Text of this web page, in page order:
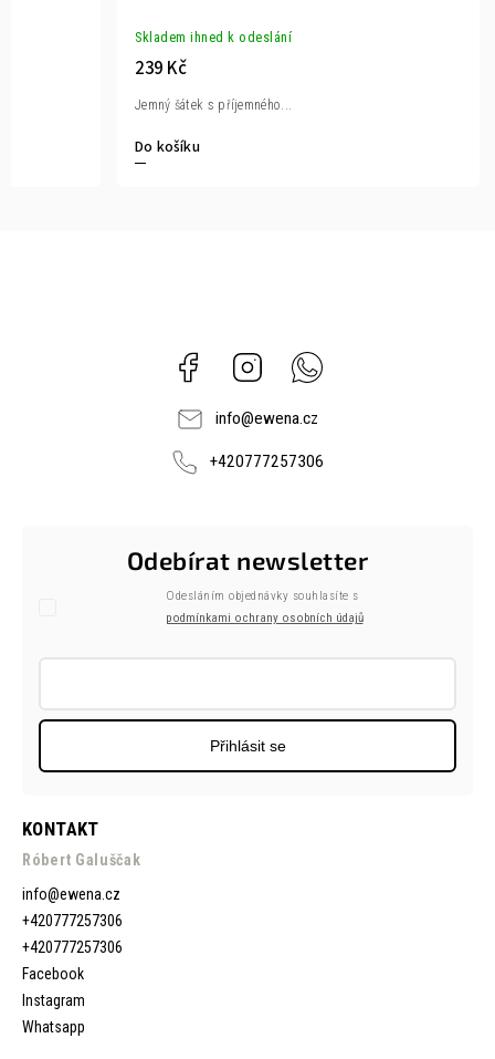
Skladem ihned k odeslání
239 Kč
Do košíku
Jemný šátek s příjemného...
Facebook Instagram
info@ewena.cz
+420777257306
KONTAKT
Róbert Galuščak
info@ewena.cz
+420777257306
+420777257306
Facebook
Instagram
Whatsapp
Odebírat newsletter
Odesláním objednávky souhlasíte s
podmínkami ochrany osobních údajů
Přihlásit se